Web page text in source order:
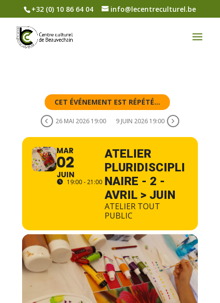
+32 (0) 10 86 64 04 info@lecentreculturel.be
CET ÉVÉNEMENT EST RÉPÉTÉ...
26 MAI 2026 19:00 9 JUIN 2026 19:00
MAR
02
JUIN
19:00 - 21:00
ATELIER
PLURIDISCIPLI
NAIRE - 2 -
AVRIL > JUIN
ATELIER TOUT
PUBLIC